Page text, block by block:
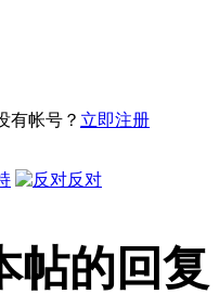
有帐号？ 立即注册
反对
帖的回